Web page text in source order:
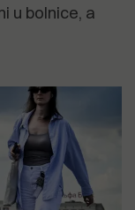
u bolnice, a